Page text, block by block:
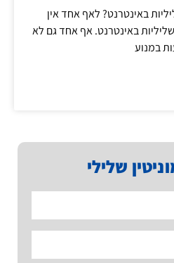
שלילי
באינטרנט? לאף אחד אין
באינטרנט. אף אחד גם לא
במנוע